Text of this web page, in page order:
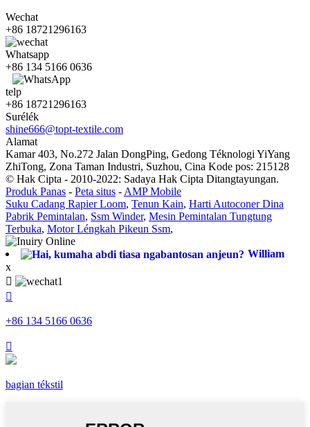
Wechat
+86 18721296163
Whatsapp
+86 134 5166 0636
telp
+86 18721296163
Surélék
shine666@topt-textile.com
Alamat
Kamar 403, No.272 Jalan DongPing, Gedong Téknologi YiYang
ZhiTong, Zona Taman Industri, Suzhou, Cina Kode pos: 215128
© Hak Cipta - 2010-2022: Sadaya Hak Cipta Ditangtayungan.
Produk Panas - Peta situs - AMP Mobile
Suku Cadang Rapier Loom, Tenun Kain, Harti Autoconer Dina
Pabrik Pemintalan, Ssm Winder, Mesin Pemintalan Tungtung
Terbuka, Motor Léngkah Pikeun Ssm,
William
x


+86 134 5166 0636

bagian tékstil